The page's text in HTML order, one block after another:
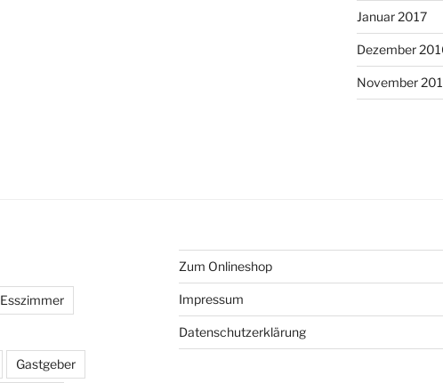
Januar 2017
Dezember
November
Esszimmer
Gastgeber
Zum Onlineshop
Impressum
Datenschutzerklärung